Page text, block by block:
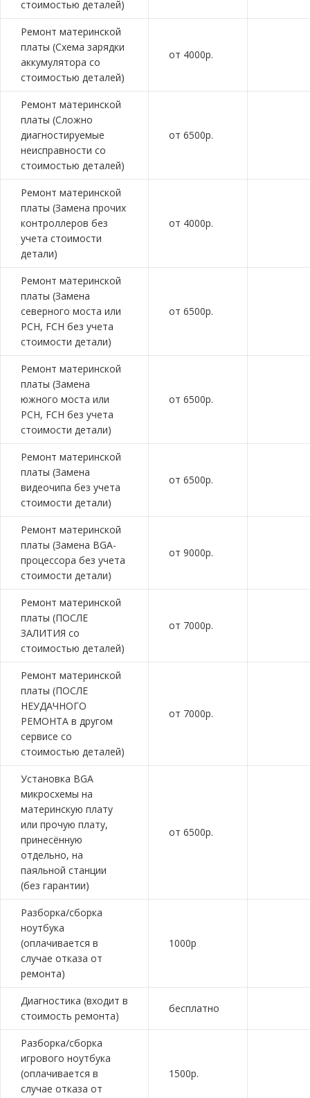
стоимостью деталей)
Ремонт материнской
платы (Схема зарядки
аккумулятора со
стоимостью деталей)
от 4000р.
Ремонт материнской
платы (Сложно
диагностируемые
неисправности со
стоимостью деталей)
от 6500р.
Ремонт материнской
платы (Замена прочих
контроллеров без
учета стоимости
детали)
от 4000р.
Ремонт материнской
платы (Замена
северного моста или
PCH, FCH без учета
стоимости детали)
от 6500р.
Ремонт материнской
платы (Замена
южного моста или
PCH, FCH без учета
стоимости детали)
от 6500р.
Ремонт материнской
платы (Замена
видеочипа без учета
стоимости детали)
от 6500р.
Ремонт материнской
платы (Замена BGA-
процессора без учета
стоимости детали)
от 9000р.
Ремонт материнской
платы (ПОСЛЕ
ЗАЛИТИЯ со
стоимостью деталей)
от 7000р.
Ремонт материнской
платы (ПОСЛЕ
НЕУДАЧНОГО
РЕМОНТА в другом
сервисе со
стоимостью деталей)
от 7000р.
Установка BGA
микросхемы на
материнскую плату
или прочую плату,
принесённую
отдельно, на
паяльной станции
(без гарантии)
от 6500р.
Разборка/сборка
ноутбука
(оплачивается в
случае отказа от
ремонта)
1000р
Диагностика (входит в
стоимость ремонта)
бесплатно
Разборка/сборка
игрового ноутбука
(оплачивается в
случае отказа от
1500р.